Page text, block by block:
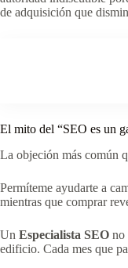
de adquisición que
El mito del “SEO es un
La objeción más común
Permíteme ayudarte a
mientras que comprar
Un Especialista SEO no
edificio. Cada mes que